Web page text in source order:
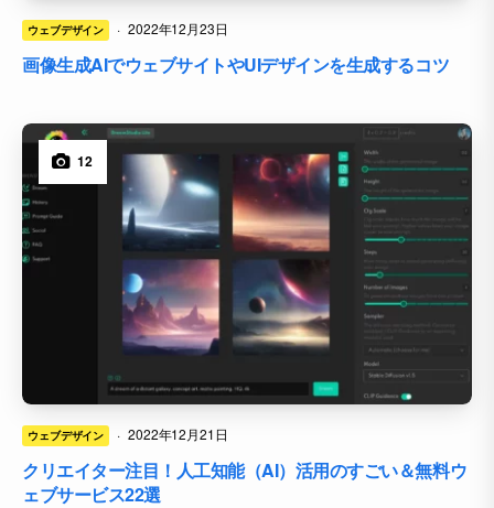
ウェブデザイン · 2022年12月23日
画像生成AIでウェブサイトやUIデザインを生成するコツ
12
ウェブデザイン · 2022年12月21日
クリエイター注目！人工知能（AI）活用のすごい＆無料ウ
ェブサービス22選